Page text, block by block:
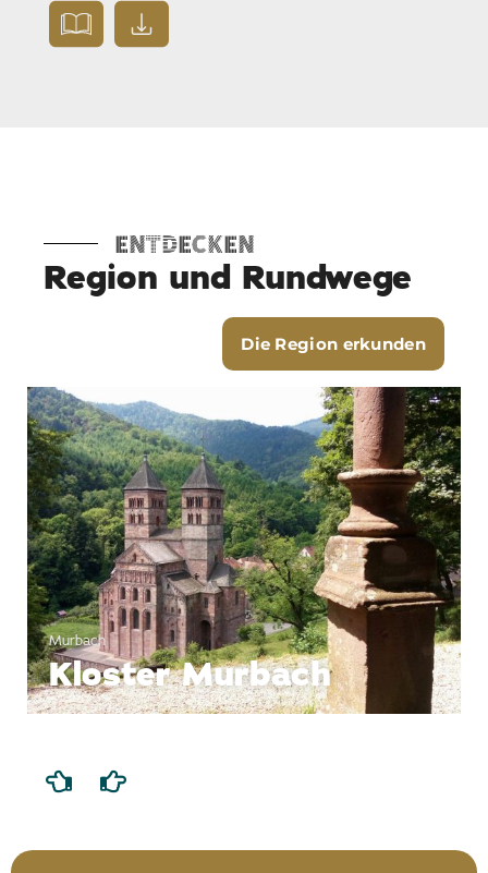
Entdecken
Region und Rundwege
Die Region erkunden
Guebwiller
Ehemaliges
Dominikanerkloster